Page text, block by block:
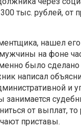
тыс. рублей, от
нашел его
на фоне
было
написал
и
занимается
от выплат, то
приставы.